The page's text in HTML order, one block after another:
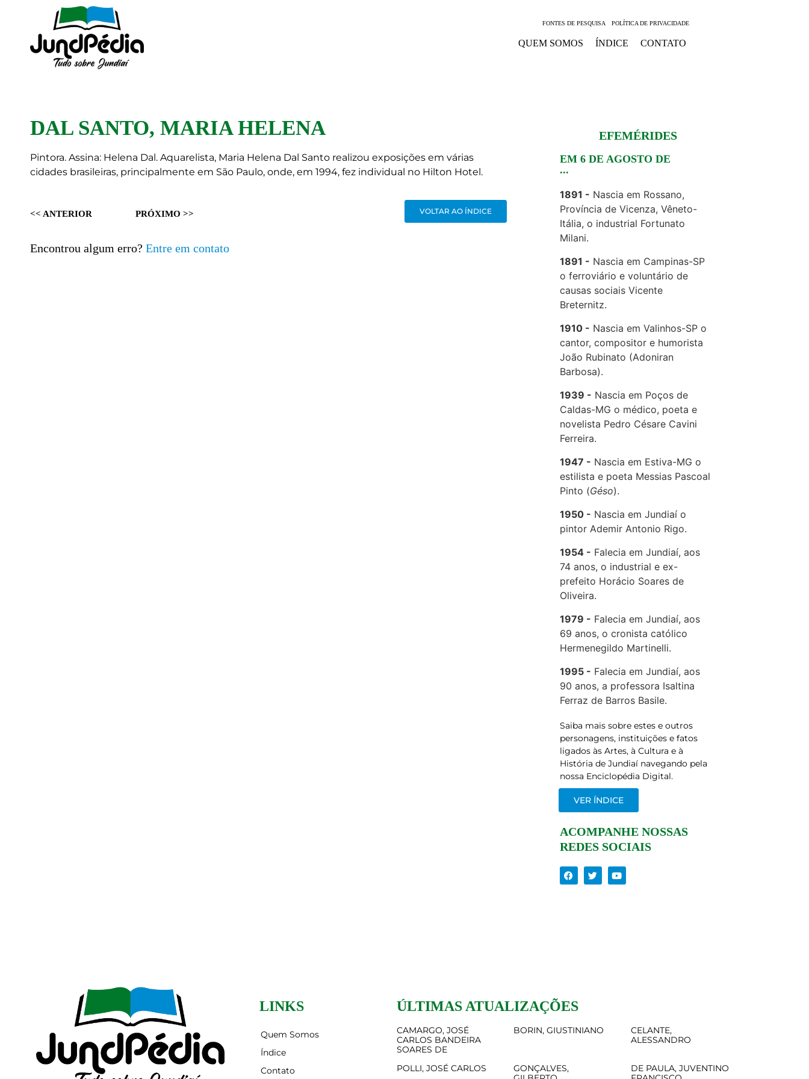
FONTES DE PESQUISA POLÍTICA DE PRIVACIDADE
QUEM SOMOS ÍNDICE CONTATO
DAL SANTO, MARIA HELENA
Pintora. Assina: Helena Dal. Aquarelista, Maria Helena Dal Santo realizou exposições em várias
cidades brasileiras, principalmente em São Paulo, onde, em 1994, fez individual no Hilton Hotel.
<< ANTERIOR PRÓXIMO >> VOLTAR AO ÍNDICE
Encontrou algum erro? Entre em contato
EFEMÉRIDES
EM 6 DE AGOSTO DE
...
1891
Nascia em Rossano,
Província de Vicenza, Vêneto-
Itália, o industrial Fortunato
Milani.
1891
Nascia em Campinas-SP
o ferroviário e voluntário de
causas sociais Vicente
Breternitz.
1910
Nascia em Valinhos-SP o
cantor, compositor e humorista
João Rubinato (Adoniran
Barbosa).
1939
Nascia em Poços de
Caldas-MG o médico, poeta e
novelista Pedro Césare Cavini
Ferreira.
1947
Nascia em Estiva-MG o
estilista e poeta Messias Pascoal
Pinto (Géso).
1950
Nascia em Jundiaí o
pintor Ademir Antonio Rigo.
1954
Falecia em Jundiaí, aos
74 anos, o industrial e ex-
prefeito Horácio Soares de
Oliveira.
1979
Falecia em Jundiaí, aos
69 anos, o cronista católico
Hermenegildo Martinelli.
1995
Falecia em Jundiaí, aos
90 anos, a professora Isaltina
Ferraz de Barros Basile.
Saiba mais sobre estes e outros
personagens, instituições e fatos
ligados às Artes, à Cultura e à
História de Jundiaí navegando pela
nossa Enciclopédia Digital.
VER ÍNDICE
ACOMPANHE NOSSAS
REDES SOCIAIS
LINKS
Quem Somos
Índice
Contato
ÚLTIMAS ATUALIZAÇÕES
CAMARGO, JOSÉ
CARLOS BANDEIRA
SOARES DE
BORIN, GIUSTINIANO
CELANTE,
ALESSANDRO
POLLI, JOSÉ CARLOS
GONÇALVES,
DE PAULA, JUVENTINO